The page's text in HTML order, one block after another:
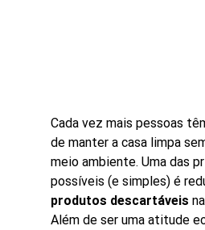
Cada vez mais pessoas
de manter a casa limpa
meio ambiente. Uma das
possíveis (e simples) é
produtos descartáveis
Além de ser uma atitude